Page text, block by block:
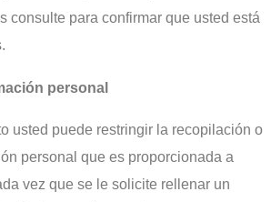
consulte para confirmar que usted está
personal
usted puede restringir la recopilación o
personal que es proporcionada a
vez que se le solicite rellenar un